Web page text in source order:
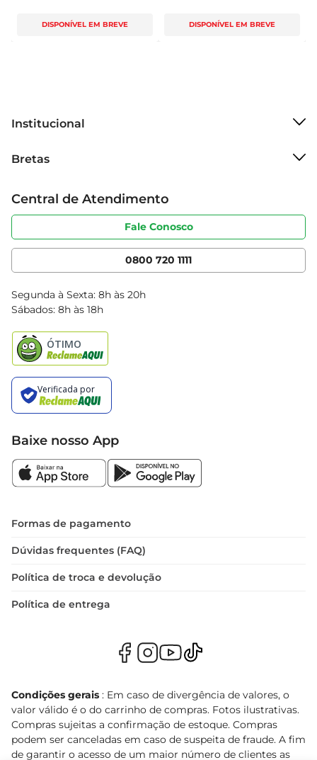
DISPONÍVEL EM BREVE DISPONÍVEL EM BREVE
Institucional
Grupo Cencosud
Sobre privacidade
Portal do fornecedor
Cencosud Media
Bretas
Produtos Bretas
Código de ética
Serviços
Clube Bretas
Blog Bretas
Black Friday
Central de Atendimento
Fale Conosco
0800 720 1111
Segunda à Sexta: 8h às 20h
Sábados: 8h às 18h
Baixe nosso App
Formas de pagamento
Dúvidas frequentes (FAQ)
Política de troca e devolução
Política de entrega
Condições gerais : Em caso de divergência de valores, o
valor válido é o do carrinho de compras. Fotos ilustrativas.
Compras sujeitas a confirmação de estoque. Compras
podem ser canceladas em caso de suspeita de fraude. A fim
de garantir o acesso de um maior número de clientes as